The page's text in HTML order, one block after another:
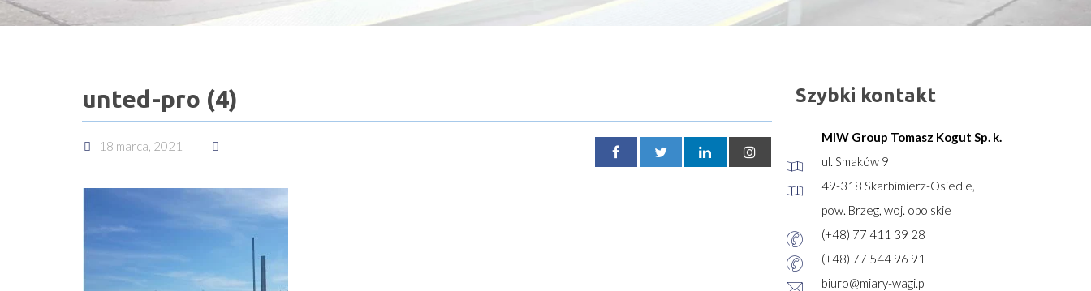
unted-pro (4)
18 marca, 2021
Szybki kontakt
MIW Group Tomasz Kogut Sp. k.
ul. Smaków 9
49-318 Skarbimierz-Osiedle,
pow. Brzeg, woj. opolskie
(+48) 77 411 39 28
(+48) 77 544 96 91
biuro@miary-wagi.pl